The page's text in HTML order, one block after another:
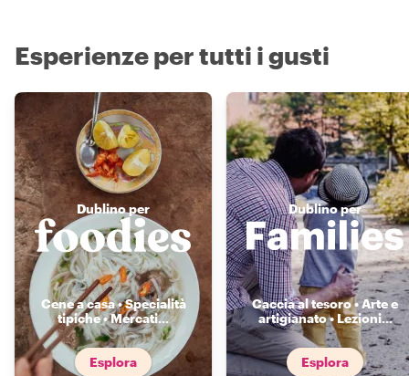
Esperienze per tutti i gusti
Dublino per
Cene a casa • Specialità
tipiche • Mercati...
Esplora
Dublino per
Caccia al tesoro • Arte e
artigianato • Lezioni...
Esplora